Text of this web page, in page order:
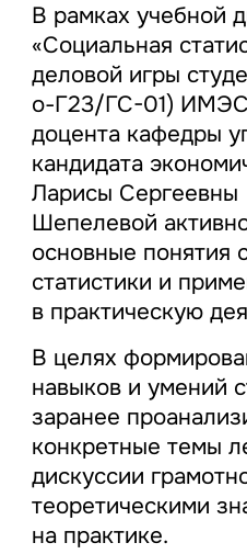
В рамках учебной
«Социальная
деловой игры
о-Г23/ГС-01) ИМЭС
доцента кафедры
кандидата
Ларисы Сергеевны
Шепелевой
основные понятия
статистики и
в практическую
В целях
навыков и умений
заранее
конкретные темы
дискуссии
теоретическими
на практике.